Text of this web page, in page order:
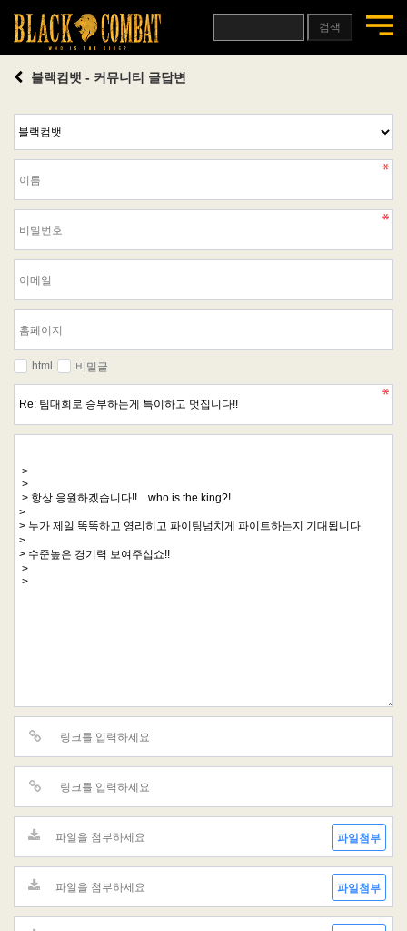
검색
블랙컴뱃 - 커뮤니티 글답변
html 비밀글
파일첨부
파일첨부